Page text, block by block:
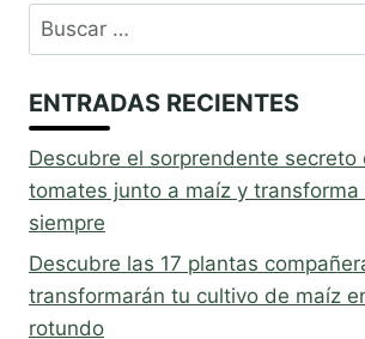
Buscar:
ENTRADAS RECIENTES
Descubre el sorprendente secreto
tomates junto a maíz y
siempre
Descubre las 17 plantas
transformarán tu cultivo de maíz
rotundo